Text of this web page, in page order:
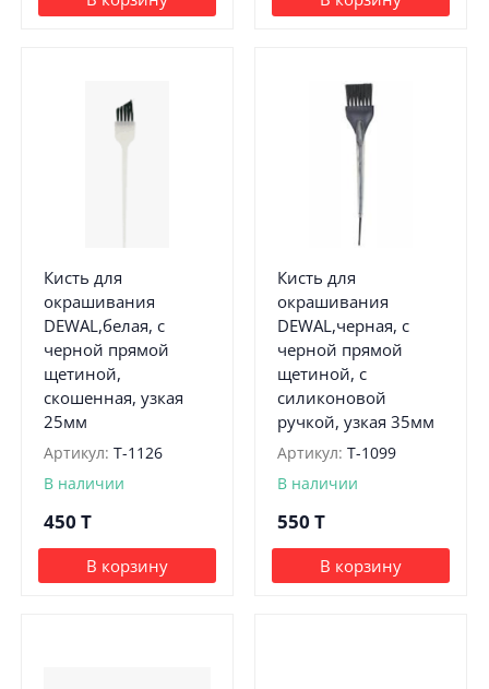
Кисть для
окрашивания
DEWAL,белая, с
черной прямой
щетиной,
скошенная, узкая
25мм
Артикул: T-1126
В наличии
450 T
В корзину
Кисть для
окрашивания
DEWAL,черная, с
черной прямой
щетиной, с
силиконовой
ручкой, узкая 35мм
Артикул: T-1099
В наличии
550 T
В корзину